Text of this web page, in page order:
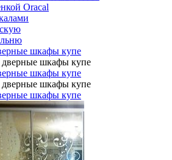
Oracal
шкафы купе
шкафы купе
шкафы купе